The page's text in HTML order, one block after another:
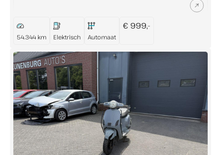
Sassenheimseweg 64
5258 HL Berlicum
Ma t/m Vr:
08:00 - 17:00
Zaterdag:
09:00 - 12:00
Zondag:
Gesloten
Buiten openingstijden eventueel op afspraak
mogelijk
Let op: in juli en augustus op zaterdag gesloten
(enkel op afspraak geopend)
54.344 km Elektrisch Automaat
€ 999,-